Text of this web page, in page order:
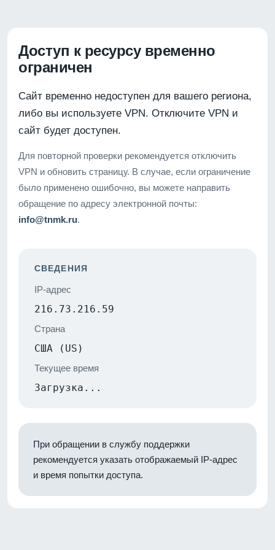
Доступ к ресурсу временно
ограничен
Сайт временно недоступен для вашего региона,
либо вы используете VPN. Отключите VPN и
сайт будет доступен.
Для повторной проверки рекомендуется отключить
VPN и обновить страницу. В случае, если ограничение
было применено ошибочно, вы можете направить
обращение по адресу электронной почты:
info@tnmk.ru.
СВЕДЕНИЯ
IP-адрес
216.73.216.59
Страна
США (US)
Текущее время
Загрузка...
При обращении в службу поддержки
рекомендуется указать отображаемый IP-адрес
и время попытки доступа.